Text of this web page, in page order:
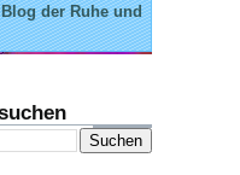
der Ruhe und